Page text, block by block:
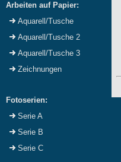
Arbeiten auf Papier:
Aquarell/Tusche
Aquarell/Tusche 2
Aquarell/Tusche 3
Zeichnungen
Fotoserien:
Serie A
Serie B
Serie C